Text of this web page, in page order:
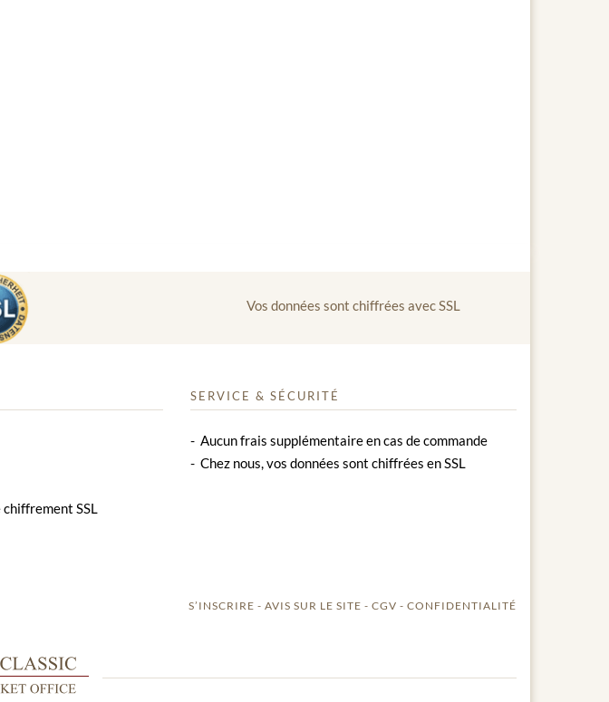
Vos données sont chiffrées avec SSL
SSL
SERVICE & SÉCURITÉ
Aucun frais supplémentaire en cas de commande
Chez nous, vos données sont chiffrées en SSL
S’INSCRIRE AVIS SUR LE SITE CGV CONFIDENTIALITÉ